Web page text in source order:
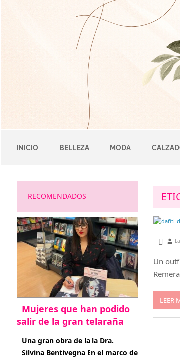
INICIO BELLEZA MODA
Un
LEER
RECOMENDADOS
Mujeres que han podido
salir de la gran telaraña
abril 29, 2026
Una gran obra de la la Dra.
Silvina Bentivegna En el marco de